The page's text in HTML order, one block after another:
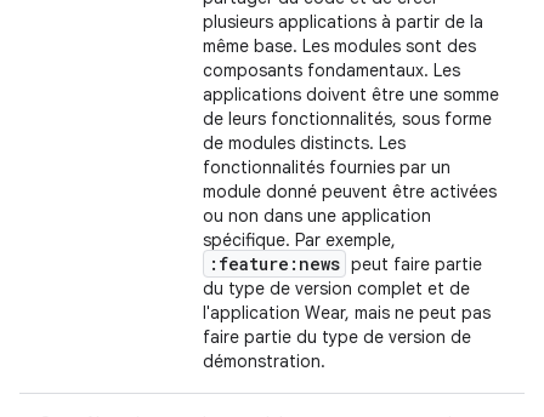
plusieurs applications à partir de la
même base. Les modules sont des
composants fondamentaux. Les
applications doivent être une somme
de leurs fonctionnalités, sous forme
de modules distincts. Les
fonctionnalités fournies par un
module donné peuvent être activées
ou non dans une application
spécifique. Par exemple,
:feature:news peut faire partie
du type de version complet et de
l'application Wear, mais ne peut pas
faire partie du type de version de
démonstration.